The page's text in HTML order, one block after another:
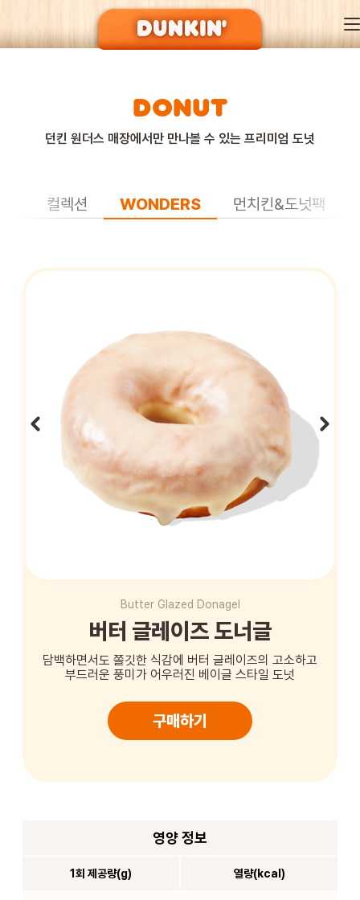
DUNKIN’ OF SEASON
STORE
ORDER
창업문의
DONUT
컬렉션 WONDERS 먼치킨&도넛팩
던킨 원더스 매장에서만 만나볼 수 있는 프리미엄 도넛
Butter Glazed Donagel
버터 글레이즈 도너글
담백하면서도 쫄깃한 식감에 버터 글레이즈의 고소하고
부드러운 풍미가 어우러진 베이글 스타일 도넛
구매하기
영양 정보
1회 제공량(g) 열량(kcal)